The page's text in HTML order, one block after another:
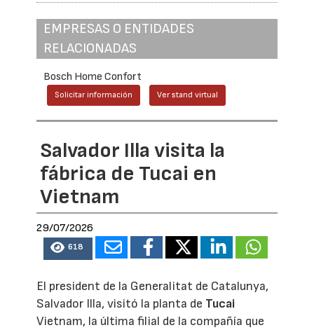
EMPRESAS O ENTIDADES
RELACIONADAS
Bosch Home Confort
Solicitar información Ver stand virtual
Salvador Illa visita la
fábrica de Tucai en
Vietnam
29/07/2026
618
El president de la Generalitat de Catalunya,
Salvador Illa, visitó la planta de Tucai
Vietnam, la última filial de la compañía que